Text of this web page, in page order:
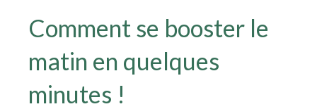
Comment se booster le
matin en quelques
minutes !